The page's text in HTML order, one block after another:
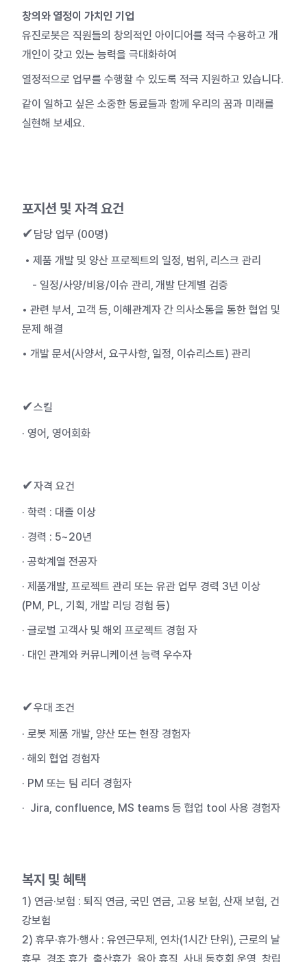
창의와 열정이 가치인 기업
유진로봇은 직원들의 창의적인 아이디어를 적극 수용하고 개
개인이 갖고 있는 능력을 극대화하여
열정적으로 업무를 수행할 수 있도록 적극 지원하고 있습니다.
같이 일하고 싶은 소중한 동료들과 함께 우리의 꿈과 미래를
실현해 보세요.
포지션 및 자격 요건
✔담당 업무 (00명)
• 제품 개발 및 양산 프로젝트의 일정, 범위 , 리스크 관리
- 일정/사양/비용/이슈 관리 ,개발 단계별 검증
• 관련 부서 , 고객 등, 이해관계자 간 의사소통을 통한 협업 및
문제 해결
• 개발 문서 (사양서 , 요구사항, 일정, 이슈리스트) 관리
✔스킬
· 영어, 영어회화
✔자격 요건
· 학력 : 대졸 이상
· 경력 : 5~20년
· 공학계열 전공자
· 제품개발, 프로젝트 관리 또는 유관 업무 경력 3년 이상
(PM, PL, 기획, 개발 리딩 경험 등)
· 글로벌 고객사 및 해외 프로젝트 경험 자
· 대인 관계와 커뮤니케이션 능력 우수자
✔우대 조건
· 로봇 제품 개발, 양산 또는 현장 경험자
· 해외 협업 경험자
· PM 또는 팀 리더 경험자
· Jira, confluence, MS teams 등 협업 tool사용 경험자
복지 및 혜택
1) 연금·보험 : 퇴직 연금, 국민 연금, 고용 보험, 산재 보험, 건
강보험
2) 휴무·휴가·행사 : 유연근무제, 연차(1시간 단위), 근로의 날
휴무, 경조 휴가, 출산휴가, 육아 휴직, 사내 동호회 운영, 창립